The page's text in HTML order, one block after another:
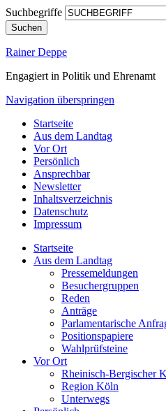
Suchbegriffe
Suchen
Rainer Deppe
Engagiert in Politik und Ehrenamt
Navigation überspringen
Startseite
Aus dem Landtag
Vor Ort
Persönlich
Ansprechbar
Newsletter
Inhaltsverzeichnis
Datenschutz
Impressum
Startseite
Aus dem Landtag
Pressemeldungen
Besuchergruppen
Reden
Anträge
Parlamentarische
Positionspapiere
Wahlprüfsteine
Vor Ort
Rheinisch-Bergischer
Region Köln
Unterwegs